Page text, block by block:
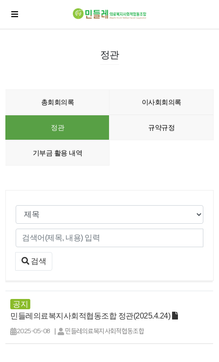
정관
총회회의록 이사회회의록
정관 규약규정
기부금 활용 내역
검색
공지
민들레의료복지사회적협동조합 정관(2025.4.24)
2025-05-08 | 민들레의료복지사회적협동조합